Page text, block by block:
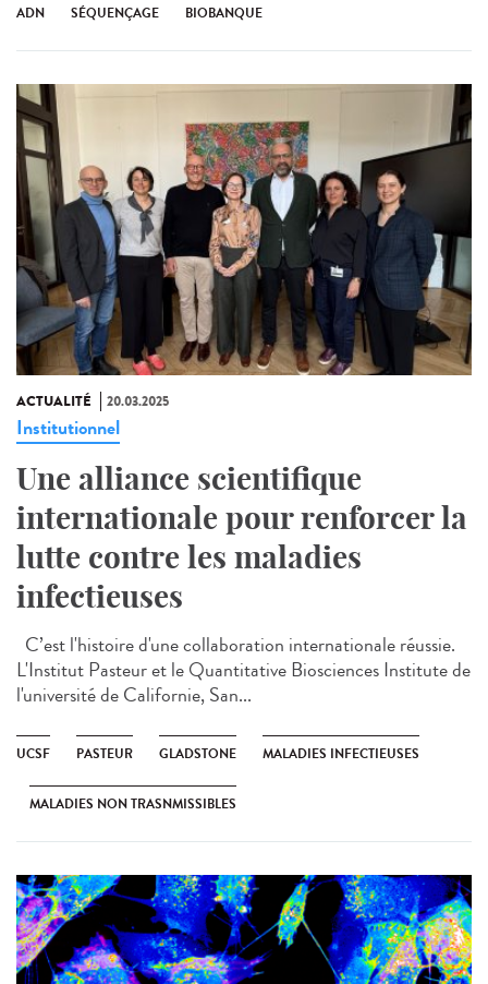
ADN SÉQUENÇAGE BIOBANQUE
ACTUALITÉ 20.03.2025
Institutionnel
Une alliance scientifique
internationale pour renforcer la
lutte contre les maladies
infectieuses
C’est l'histoire d'une collaboration internationale réussie.
L'Institut Pasteur et le Quantitative Biosciences Institute de
l'université de Californie, San...
UCSF PASTEUR GLADSTONE MALADIES INFECTIEUSES
MALADIES NON TRASNMISSIBLES